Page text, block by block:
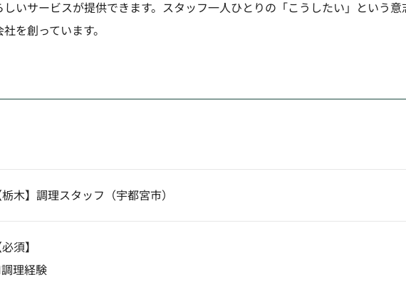
いサービスが提供できます。スタッフ一人ひとりの「こうしたい」という意
を創っています。
栃木】調理スタッフ（宇都宮市）
必須】
理経験